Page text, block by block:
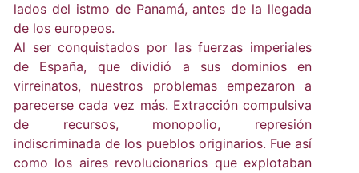
lados del istmo de Panamá, antes de la llegada
de los europeos.
Al ser conquistados por las fuerzas imperiales
de España, que dividió a sus dominios en
virreinatos, nuestros problemas empezaron a
parecerse cada vez más. Extracción compulsiva
de recursos, monopolio, represión
indiscriminada de los pueblos originarios. Fue así
como los aires revolucionarios que explotaban